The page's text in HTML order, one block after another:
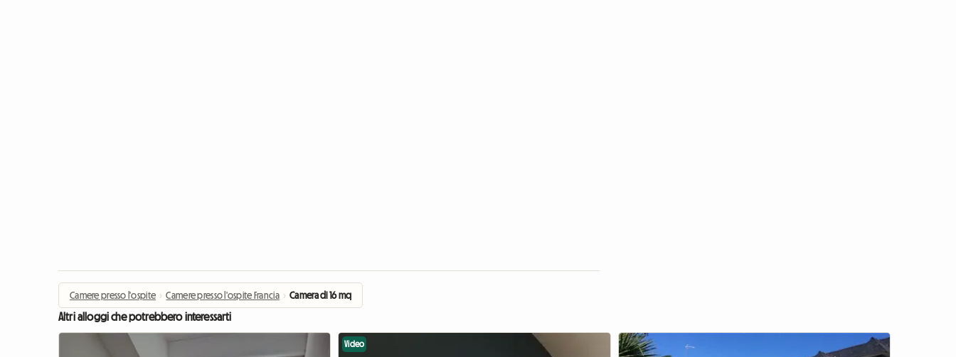
Camere presso l'ospite › Camere presso l'ospite Francia › Camera di 16 mq
Altri alloggi che potrebbero interessarti
Video